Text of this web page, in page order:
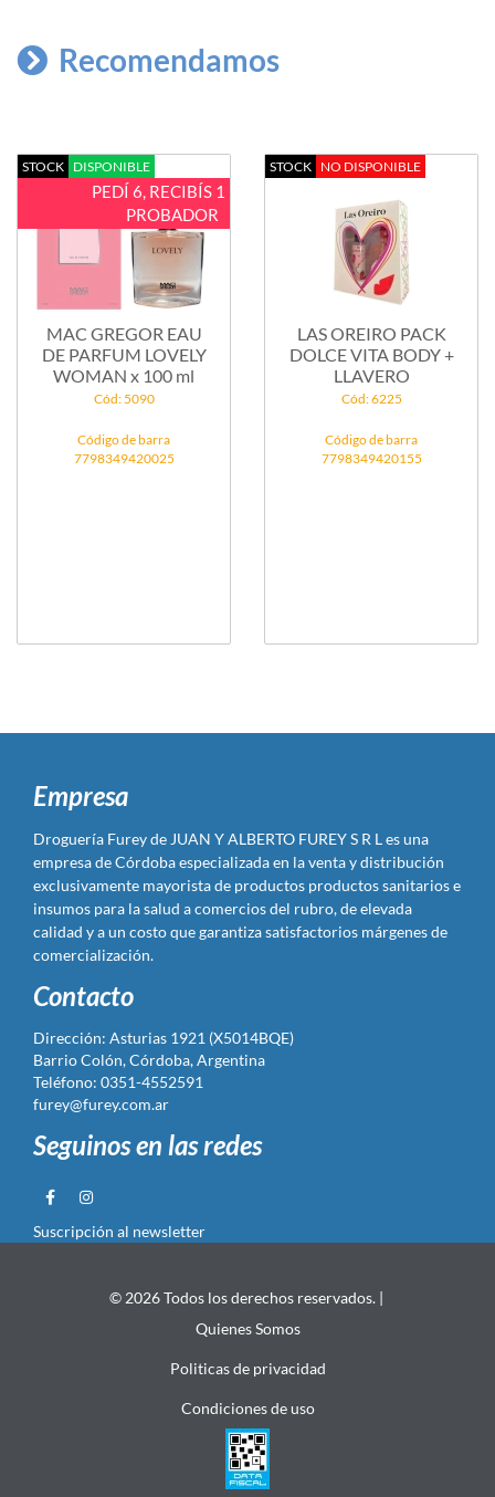
Recomendamos
STOCK DISPONIBLE
PEDÍ 6, RECIBÍS 1
PROBADOR
MAC GREGOR EAU
DE PARFUM LOVELY
WOMAN x 100 ml
Cód: 5090
Código de barra
7798349420025
STOCK NO DISPONIBLE
LAS OREIRO PACK
DOLCE VITA BODY +
LLAVERO
Cód: 6225
Código de barra
7798349420155
Empresa
Droguería Furey de JUAN Y ALBERTO FUREY S R L es una
empresa de Córdoba especializada en la venta y distribución
exclusivamente mayorista de productos productos sanitarios e
insumos para la salud a comercios del rubro, de elevada
calidad y a un costo que garantiza satisfactorios márgenes de
comercialización.
Contacto
Dirección: Asturias 1921 (X5014BQE)
Barrio Colón, Córdoba, Argentina
Teléfono: 0351-4552591
furey@furey.com.ar
Seguinos en las redes
Suscripción al newsletter
© 2026 Todos los derechos reservados. |
Quienes Somos
Politicas de privacidad
Condiciones de uso